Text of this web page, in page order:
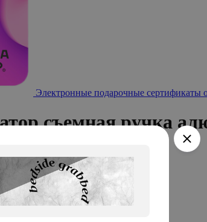
Электронные подарочные сертификаты
съемная ручка